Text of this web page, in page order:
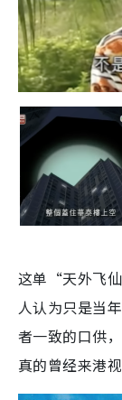
这单“天外飞
人认为只是当
者一致的口供
真的曾经来港